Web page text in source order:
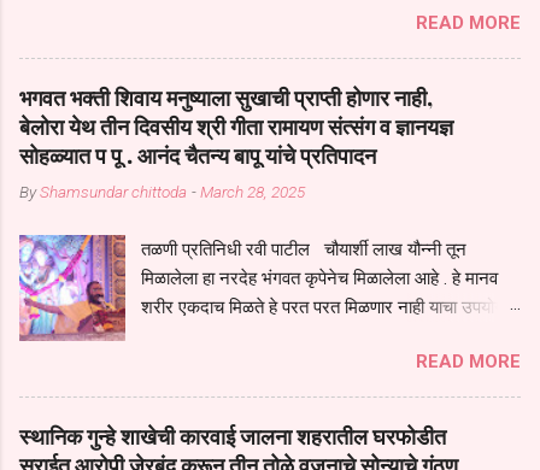
तुकाराम महाराज यांच्या *आपुला तो एक देव करुनी घ्यावा* *तेणे विन जिवा सुख
नोहे* *येरती माईक दुःखाची जनीती* *नाही आदी अंती अवसान* या अभंगावर
सुंदर निरूपण केले सध्य स्थितीचा काळ हा मानव जातीच्या परीक्षेचा काळ आहे
धर्ममंडपात बसलेली लोक ही खरच भाग्यवान आहेत कोरोना सारख्या महामारीत आपंण
जिवंत आहोत या महामारीतून जर आपल्याला वाचायचे असेल तर धार्मीक विचाराचा
आधार आपल्याला घ्यावाच लागेल महामारीच्या काळात वारकरी सप्रदायच खूप मोठा
आधार आहे सध्य स्थितीत मानव जातीची मानसीक अवस्था सक्षम असणे गरजेचे आहे
सगळ्याना करून दीली आहे मनुष्याच्या आयुष्यातील नामसाधना ही त्याच्यासाठी खूप
मोठा आधार असते परतू आज काल तीच साधना करण्याचा आळस आ...
READ MORE
भगवत भक्ती शिवाय मनुष्याला सुखाची प्राप्ती होणार नाही,
बेलोरा येथ तीन दिवसीय श्री गीता रामायण संत्संग व ज्ञानयज्ञ
सोहळ्यात प पू . आनंद चैतन्य बापू यांचे प्रतिपादन
ByShamsundar chittoda -March 28, 2025
तळणी प्रतिनिधी रवी पाटील चौयार्शी लाख यौन्नी तून
मिळालेला हा नरदेह भंगवत कृपेनेच मिळालेला आहे . हे मानव
शरीर एकदाच मिळते हे परत परत मिळणार नाही याचा उपयोग
संचय सारखे असतील तेव्हाच मनुष्य जन्म मिळतो . . परतू
पुण्याचा संचय जर जास्त असेल तर तुम्हाला स्वर्गातील देवत्व
प्राप्त झाल्याशिवाय राहणार नाही . मानव शरीर हे हिर्यापेक्षा
अनमोल आहे त्या शरिराला इंतर सुंगधाचे व्यसन लागण्यापेक्षा
READ MORE
स्थानिक गुन्हे शाखेची कारवाई जालना शहरातील घरफोडीत